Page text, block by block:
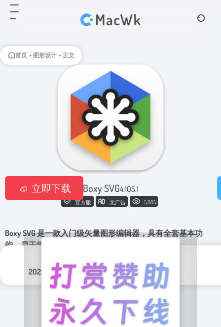
首页 • 图形设计 • 正文
Boxy SVG4.105.1
官方版 无广告 5,005
Boxy SVG 是一款入门级矢量图形编辑器，具有全套基本功
能、易于学习的界面、支持选项卡和可自定义热键。
2026年 4月 21日 图形设计
立即下载